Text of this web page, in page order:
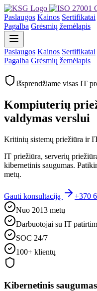
Paslaugos Kainos Sertifikatai
Pagalba Grėsmių žemėlapis
Paslaugos Kainos Sertifikatai
Pagalba Grėsmių žemėlapis
Išsprendžiame visas IT
Kompiuterių
valdymas verslui
Kritinių sistemų priežiūra ir
IT priežiūra, serverių
kibernetinis saugumas.
metų.
Gauti konsultaciją
+370
Nuo 2013 metų
Darbuotojai su IT
SOC 24/7
100+ klientų
Kibernetinis saugumas